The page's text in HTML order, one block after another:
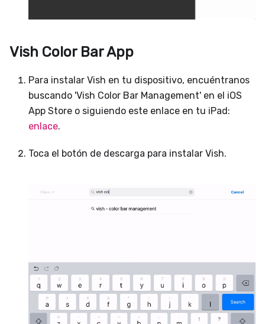
Vish Color Bar App
Para instalar Vish en tu dispositivo, encuéntranos
buscando 'Vish Color Bar Management' en el iOS
App Store o siguiendo este enlace en tu iPad:
enlace.
Toca el botón de descarga para instalar Vish.